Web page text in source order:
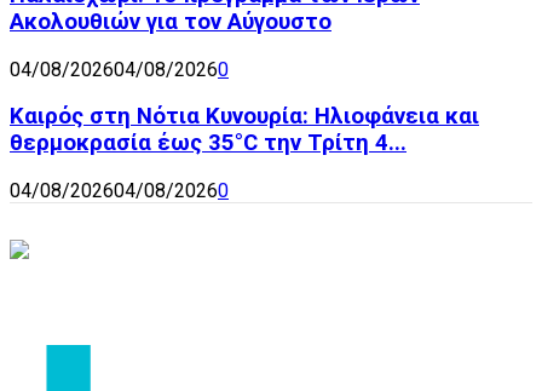
Ακολουθιών για τον Αύγουστο
04/08/202604/08/20260
Καιρός στη Νότια Κυνουρία: Ηλιοφάνεια και
θερμοκρασία έως 35°C την Τρίτη 4...
04/08/202604/08/20260